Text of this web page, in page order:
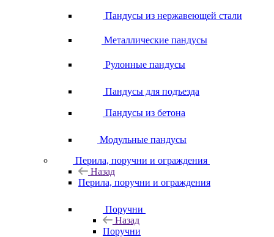
Пандусы из нержавеющей стали
Металлические пандусы
Рулонные пандусы
Пандусы для подъезда
Пандусы из бетона
Модульные пандусы
Перила, поручни и ограждения
Назад
Перила, поручни и ограждения
Поручни
Назад
Поручни